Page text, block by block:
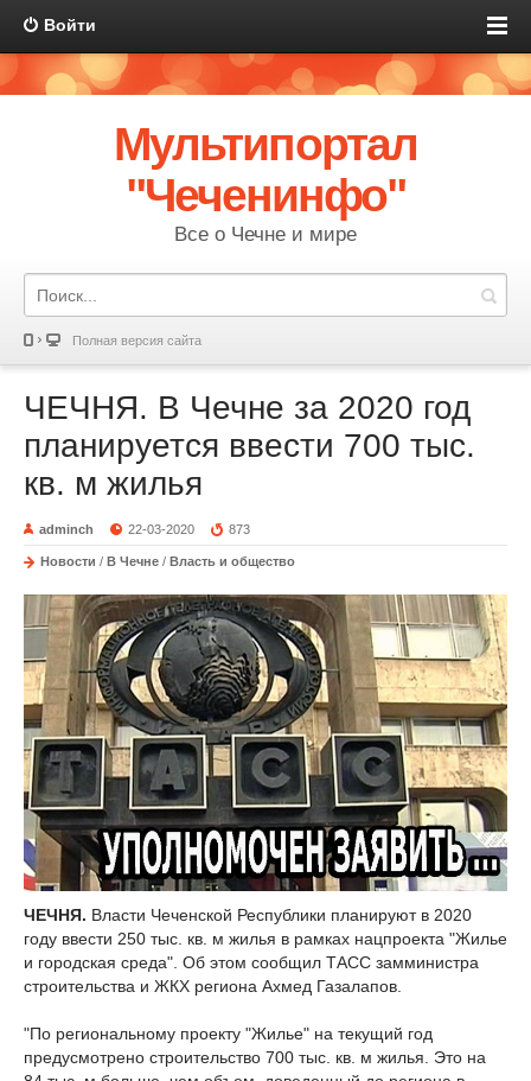
Войти
Мультипортал
"Чеченинфо"
Все о Чечне и мире
Полная версия сайта
ЧЕЧНЯ. В Чечне за 2020 год
планируется ввести 700 тыс.
кв. м жилья
adminch 22-03-2020 873
Новости / В Чечне / Власть и общество
ЧЕЧНЯ. Власти Чеченской Республики планируют в 2020
году ввести 250 тыс. кв. м жилья в рамках нацпроекта "Жилье
и городская среда". Об этом сообщил ТАСС замминистра
строительства и ЖКХ региона Ахмед Газалапов.
"По региональному проекту "Жилье" на текущий год
предусмотрено строительство 700 тыс. кв. м жилья. Это на